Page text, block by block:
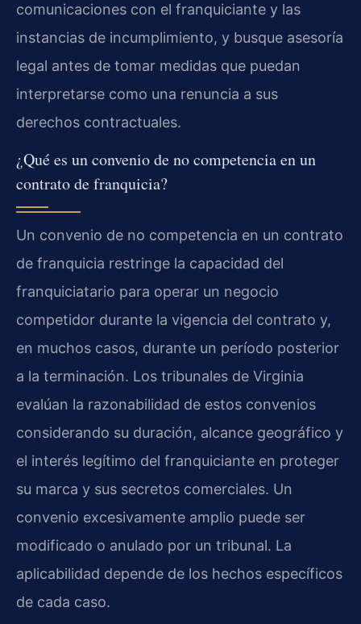
comunicaciones con el franquiciante y las
instancias de incumplimiento, y busque asesoría
legal antes de tomar medidas que puedan
interpretarse como una renuncia a sus
derechos contractuales.
¿Qué es un convenio de no competencia en un
contrato de franquicia?
Un convenio de no competencia en un contrato
de franquicia restringe la capacidad del
franquiciatario para operar un negocio
competidor durante la vigencia del contrato y,
en muchos casos, durante un período posterior
a la terminación. Los tribunales de Virginia
evalúan la razonabilidad de estos convenios
considerando su duración, alcance geográfico y
el interés legítimo del franquiciante en proteger
su marca y sus secretos comerciales. Un
convenio excesivamente amplio puede ser
modificado o anulado por un tribunal. La
aplicabilidad depende de los hechos específicos
de cada caso.